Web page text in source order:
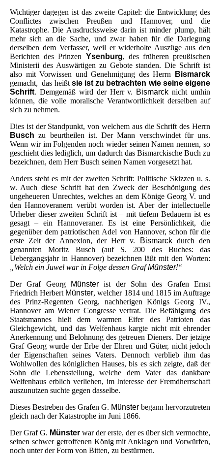
Wichtiger dagegen ist das zweite Capitel: die Entwicklung des
Conflictes zwischen Preußen und Hannover, und die
Katastrophe. Die Ausdrucksweise darin ist minder plump, hält
mehr sich an die Sache, und zwar haben für die Darlegung
derselben dem Verfasser, weil er widerholte Auszüge aus den
Berichten des Prinzen Ysenburg, des früheren preußischen
Ministerii des Auswärtigen zu Gebote standen. Die Schrift ist
also mit Vorwissen und Genehmigung des Herrn
Bismarck
gemacht, das heißt sie ist zu betrachten wie seine eigene
Schrift. Demgemäß wird der Herr v. Bismarck nicht umhin
können, die volle moralische Verantwortlichkeit derselben auf
sich zu nehmen.
Dies ist der Standpunkt, von welchem aus die Schrift des Herrn
Busch zu beurtheilen ist. Der Mann verschwindet für uns.
Wenn wir im Folgenden noch wieder seinen Namen nennen, so
geschieht dies lediglich, um dadurch das Bismarckische Buch zu
bezeichnen, dem Herr Busch seinen Namen vorgesetzt hat.
Anders steht es mit der zweiten Schrift: Politische Skizzen u. s.
w. Auch diese Schrift hat den Zweck der Beschönigung des
ungeheueren Unrechtes, welches an dem Könige Georg V. und
den Hannoveranern verübt worden ist. Aber der intellectuelle
Urheber dieser zweiten Schrift ist – mit tiefem Bedauern ist es
gesagt – ein Hannoveraner. Es ist eine Persönlichkeit, die
gegenüber dem patriotischen Adel von Hannover, schon für die
erste Zeit der Annexion, der Herr v.
Bismarck durch den
genannten Moritz Busch (auf S. 200 des Buches: das
Uebergangsjahr in Hannover) bezeichnen läßt mit den Worten:
„Welch ein Juwel war in Folge dessen GrafMünster!“
Der Graf Georg
Münster ist der Sohn des Grafen Ernst
Friedrich Herbert Münster, welcher 1814 und 1815 im Auftrage
des Prinz-Regenten Georg, nachherigen Königs Georg IV.,
Hannover am Wiener Congresse vertrat. Die Befähigung des
Staatsmannes hielt dem warmen Eifer des Patrioten das
Gleichgewicht, und das Welfenhaus kargte nicht mit ehrender
Anerkennung und Belohnung des getreuen Dieners. Der jetzige
Graf Georg wurde der Erbe der Ehren und Güter, nicht jedoch
der Eigenschaften seines Vaters. Dennoch verblieb ihm das
Wohlwollen des königlichen Hauses, bis es sich zeigte, daß der
Sohn die Lebensstellung, welche dem Vater das dankbare
Welfenhaus erblich verliehen, im Interesse der Fremdherrschaft
auszunutzen suchte gegen dasselbe.
Dieses Bestreben des Grafen G. Münster begann hervorzutreten
gleich nach der Katastrophe im Juni 1866.
Der Graf G. Münster war der erste, der es über sich vermochte,
seinen schwer getroffenen König mit Anklagen und Vorwürfen,
noch unter der Form von Bitten, zu bestürmen.